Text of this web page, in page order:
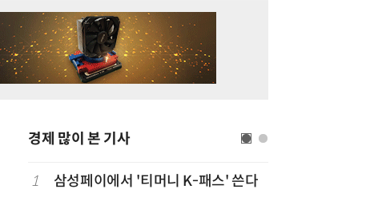
경제 많이 본 기사
1 삼성페이에서 '티머니 K-패스' 쓴다